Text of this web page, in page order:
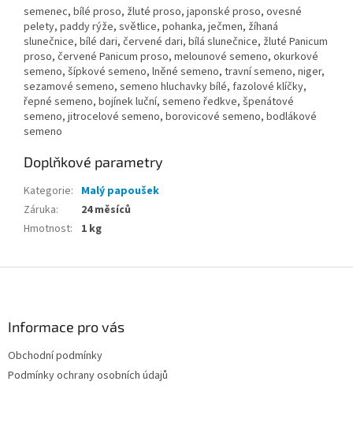
semenec, bílé proso, žluté proso, japonské proso, ovesné
pelety, paddy rýže, světlice, pohanka, ječmen, žíhaná
slunečnice, bílé dari, červené dari, bílá slunečnice, žluté Panicum
proso, červené Panicum proso, melounové semeno, okurkové
semeno, šípkové semeno, lněné semeno, travní semeno, niger,
sezamové semeno, semeno hluchavky bílé, fazolové klíčky,
řepné semeno, bojínek luční, semeno ředkve, špenátové
semeno, jitrocelové semeno, borovicové semeno, bodlákové
semeno
Doplňkové parametry
Kategorie: Malý papoušek
Záruka:
24 měsíců
Hmotnost: 1 kg
Informace pro vás
Obchodní podmínky
Podmínky ochrany osobních údajů